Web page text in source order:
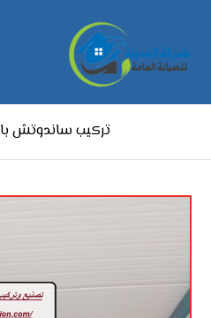
تركيب ساندوتش